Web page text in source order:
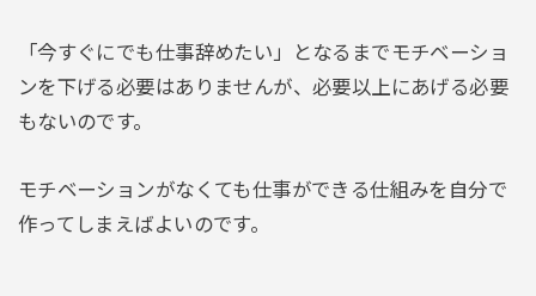
「今すぐにでも仕事辞めたい」となるまでモチベーショ
ンを下げる必要はありませんが、必要以上にあげる必要
もないのです。
モチベーションがなくても仕事ができる仕組みを自分で
作ってしまえばよいのです。